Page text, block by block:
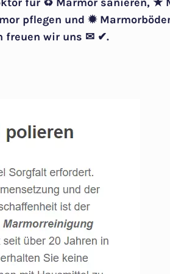
pflegen und ✹
freuen wir uns ✉ ✔.